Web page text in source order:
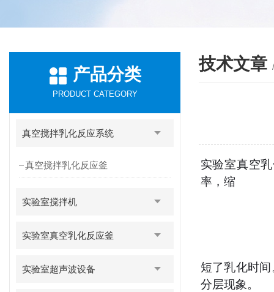
产品分类
PRODUCT CATEGORY
真空搅拌乳化反应系统
真空搅拌乳化反应釜
实验室搅拌机
实验室真空乳化反应釜
实验室超声波设备
技术文章
实验室真空
率，缩
短了乳化时
分层现象。